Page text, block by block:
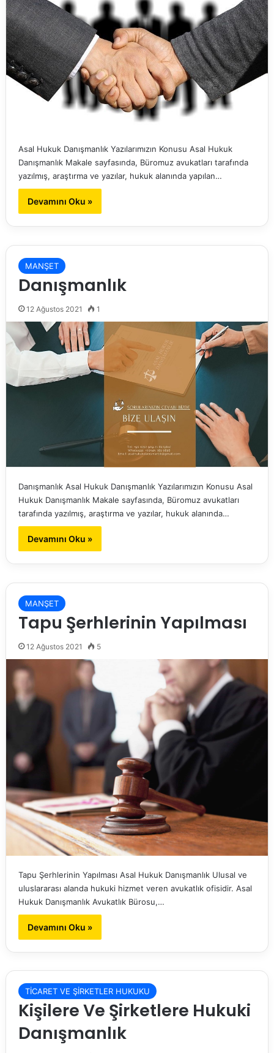
Asal Hukuk Danışmanlık Yazılarımızın Konusu Asal Hukuk
Danışmanlık Makale sayfasında, Büromuz avukatları tarafında
yazılmış, araştırma ve yazılar, hukuk alanında yapılan…
Devamını Oku »
MANŞET
Danışmanlık
12 Ağustos 2021 1
Danışmanlık Asal Hukuk Danışmanlık Yazılarımızın Konusu Asal
Hukuk Danışmanlık Makale sayfasında, Büromuz avukatları
tarafında yazılmış, araştırma ve yazılar, hukuk alanında…
Devamını Oku »
MANŞET
Tapu Şerhlerinin Yapılması
12 Ağustos 2021 5
Tapu Şerhlerinin Yapılması Asal Hukuk Danışmanlık Ulusal ve
uluslararası alanda hukuki hizmet veren avukatlık ofisidir. Asal
Hukuk Danışmanlık Avukatlık Bürosu,…
Devamını Oku »
TİCARET VE ŞİRKETLER HUKUKU
Kişilere Ve Şirketlere Hukuki
Danışmanlık